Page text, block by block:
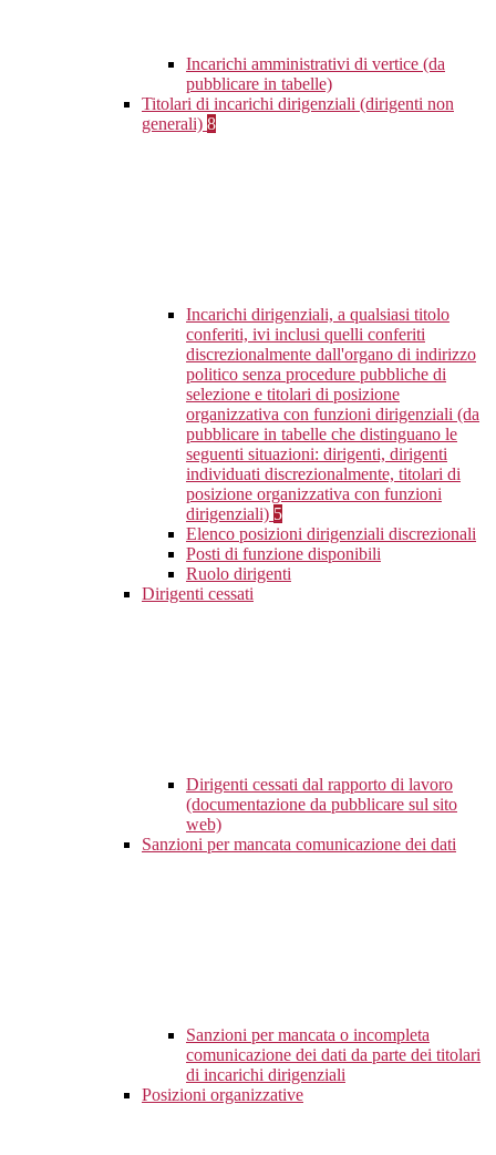
Incarichi amministrativi di vertice (da
pubblicare in tabelle)
Titolari di incarichi dirigenziali (dirigenti non
generali) 8
Incarichi dirigenziali, a qualsiasi titolo
conferiti, ivi inclusi quelli conferiti
discrezionalmente dall'organo di indirizzo
politico senza procedure pubbliche di
selezione e titolari di posizione
organizzativa con funzioni dirigenziali (da
pubblicare in tabelle che distinguano le
seguenti situazioni: dirigenti, dirigenti
individuati discrezionalmente, titolari di
posizione organizzativa con funzioni
dirigenziali) 5
Elenco posizioni dirigenziali discrezionali
Posti di funzione disponibili
Ruolo dirigenti
Dirigenti cessati
Dirigenti cessati dal rapporto di lavoro
(documentazione da pubblicare sul sito
web)
Sanzioni per mancata comunicazione dei dati
Sanzioni per mancata o incompleta
comunicazione dei dati da parte dei titolari
di incarichi dirigenziali
Posizioni organizzative